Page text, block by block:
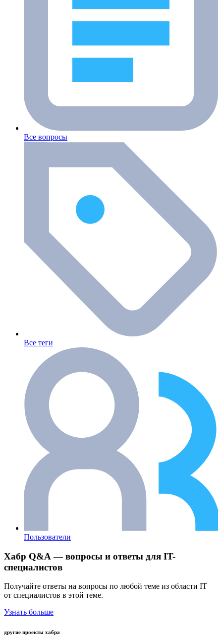
Все вопросы
Все теги
Пользователи
Хабр Q&A — вопросы и ответы для IT-
специалистов
Получайте ответы на вопросы по любой теме из области IT
от специалистов в этой теме.
Узнать больше
другие проекты хабра